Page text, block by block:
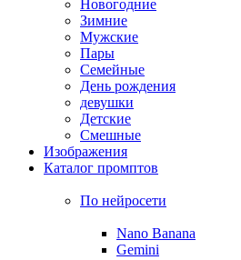
Новогодние
Зимние
Мужские
Пары
Семейные
День рождения
девушки
Детские
Смешные
Изображения
Каталог промптов
По нейросети
Nano Banana
Gemini